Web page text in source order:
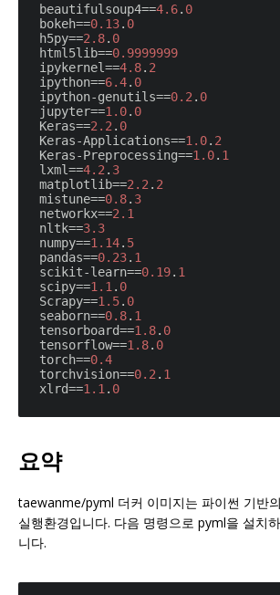
beautifulsoup4==4.6. 0
bokeh==0.13. 0
h5py==2.8. 0
html5lib==0.9999999
ipykernel==4.8. 2
ipython==6.4. 0
ipython-genutils==0.2 . 0
jupyter==1.0. 0
Keras==2.2 . 0
Keras-Applications==1.0. 2
Keras-Preprocessing==1.0. 1
lxml==4.2 . 3
matplotlib==2.2 . 2
mistune==0.8. 3
networkx==2.1
nltk==3.3
numpy==1.14. 5
pandas==0.23. 1
scikit-learn==0.19. 1
scipy==1.1 . 0
Scrapy==1.5. 0
seaborn==0.8. 1
tensorboard==1.8. 0
tensorflow==1.8. 0
torch==0.4
torchvision==0.2 . 1
xlrd==1.1 . 0
요약
taewanme/pyml 더커 이미지는 파이썬 기반
실행환경입니다. 다음 명령으로 pyml을 설치
니다.